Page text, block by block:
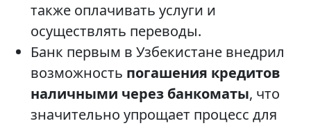
также оплачивать услуги и
осуществлять переводы.
Банк первым в Узбекистане внедрил
возможность погашения кредитов
наличными через банкоматы, что
значительно упрощает процесс для